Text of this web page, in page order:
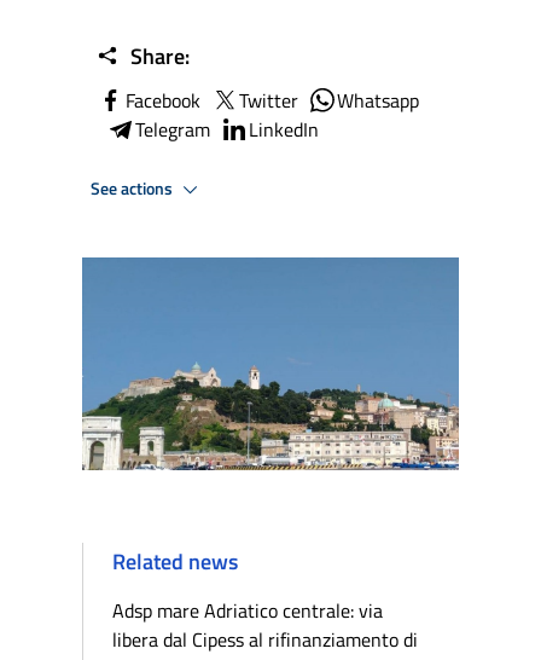
Share:
Facebook Twitter
Whatsapp
Telegram
LinkedIn
See actions
Related news
Adsp mare Adriatico centrale: via
libera dal Cipess al rifinanziamento di